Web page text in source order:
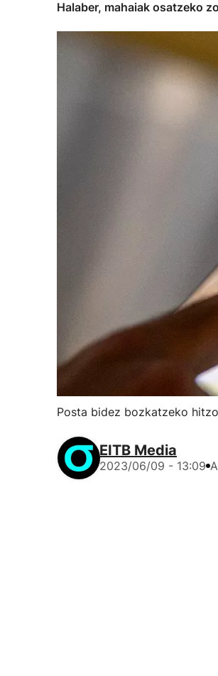
Halaber, mahaiak osatzeko
Posta bidez bozkatzeko
EITB Media
2023/06/09 - 13:09